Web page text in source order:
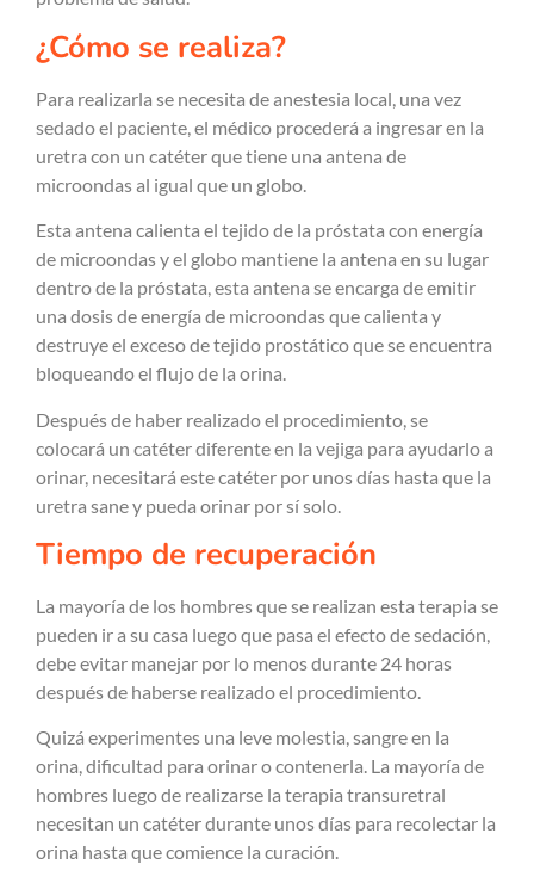
¿Cómo se realiza?
Para realizarla se necesita de anestesia local, una vez
sedado el paciente, el médico procederá a ingresar en la
uretra con un catéter que tiene una antena de
microondas al igual que un globo.
Esta antena calienta el tejido de la próstata con energía
de microondas y el globo mantiene la antena en su lugar
dentro de la próstata, esta antena se encarga de emitir
una dosis de energía de microondas que calienta y
destruye el exceso de tejido prostático que se encuentra
bloqueando el flujo de la orina.
Después de haber realizado el procedimiento, se
colocará un catéter diferente en la vejiga para ayudarlo a
orinar, necesitará este catéter por unos días hasta que la
uretra sane y pueda orinar por sí solo.
Tiempo de recuperación
La mayoría de los hombres que se realizan esta terapia se
pueden ir a su casa luego que pasa el efecto de sedación,
debe evitar manejar por lo menos durante 24 horas
después de haberse realizado el procedimiento.
Quizá experimentes una leve molestia, sangre en la
orina, dificultad para orinar o contenerla. La mayoría de
hombres luego de realizarse la terapia transuretral
necesitan un catéter durante unos días para recolectar la
orina hasta que comience la curación.